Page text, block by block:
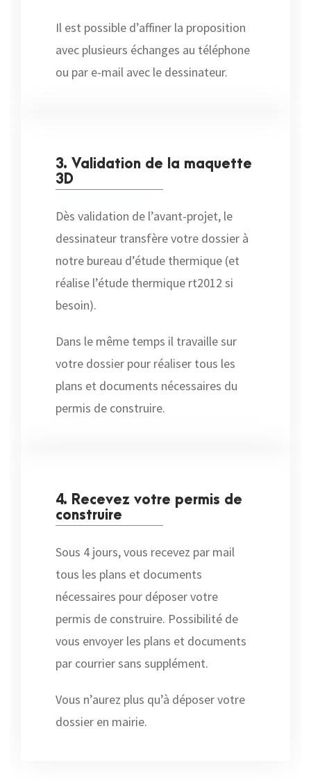
Il est possible d’affiner la proposition
avec plusieurs échanges au téléphone
ou par e-mail avec le dessinateur.
3. Validation de la maquette
3D
Dès validation de l’avant-projet, le
dessinateur transfère votre dossier à
notre bureau d’étude thermique (et
réalise l’étude thermique rt2012 si
besoin).
Dans le même temps il travaille sur
votre dossier pour réaliser tous les
plans et documents nécessaires du
permis de construire.
4. Recevez votre permis de
construire
Sous 4 jours, vous recevez par mail
tous les plans et documents
nécessaires pour déposer votre
permis de construire. Possibilité de
vous envoyer les plans et documents
par courrier sans supplément.
Vous n’aurez plus qu’à déposer votre
dossier en mairie.